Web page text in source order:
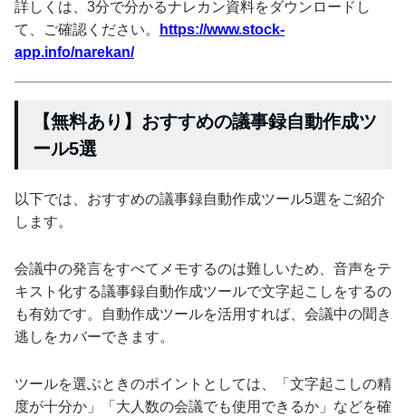
詳しくは、3分で分かるナレカン資料をダウンロードし
て、ご確認ください。
https://www.stock-
app.info/narekan/
【無料あり】おすすめの議事録自動作成ツ
ール5選
以下では、おすすめの議事録自動作成ツール5選をご紹介
します。
会議中の発言をすべてメモするのは難しいため、音声をテ
キスト化する議事録自動作成ツールで文字起こしをするの
も有効です。自動作成ツールを活用すれば、会議中の聞き
逃しをカバーできます。
ツールを選ぶときのポイントとしては、「文字起こしの精
度が十分か」「大人数の会議でも使用できるか」などを確